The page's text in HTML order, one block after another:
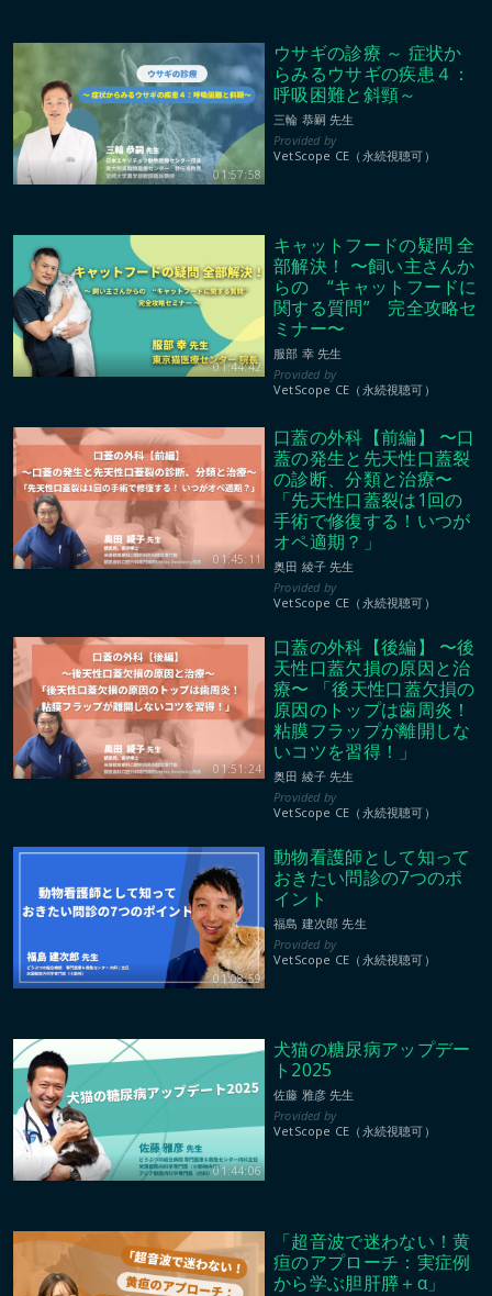
01:57:58
ウサギの診療 ～ 症状か
らみるウサギの疾患４：
呼吸困難と斜頸～
三輪 恭嗣 先生
VetScope CE（永続視聴可）
01:44:42
キャットフードの疑問 全
部解決！ 〜飼い主さんか
らの “キャットフードに
関する質問” 完全攻略セ
ミナー〜
服部 幸 先生
VetScope CE（永続視聴可）
01:45:11
口蓋の外科【前編】 〜口
蓋の発生と先天性口蓋裂
の診断、分類と治療〜
「先天性口蓋裂は1回の
手術で修復する！いつが
オペ適期？」
奥田 綾子 先生
VetScope CE（永続視聴可）
01:51:24
口蓋の外科【後編】 〜後
天性口蓋欠損の原因と治
療〜 「後天性口蓋欠損の
原因のトップは歯周炎！
粘膜フラップが離開しな
いコツを習得！」
奥田 綾子 先生
VetScope CE（永続視聴可）
01:08:59
動物看護師として知って
おきたい問診の7つのポ
イント
福島 建次郎 先生
VetScope CE（永続視聴可）
01:44:06
犬猫の糖尿病アップデー
ト2025
佐藤 雅彦 先生
VetScope CE（永続視聴可）
「超音波で迷わない！黄
疸のアプローチ：実症例
から学ぶ胆肝膵＋α」